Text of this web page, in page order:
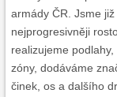
armády ČR. Jsme
nejprogresivněji
realizujeme
zóny, dodáváme
činek, os a dalšího